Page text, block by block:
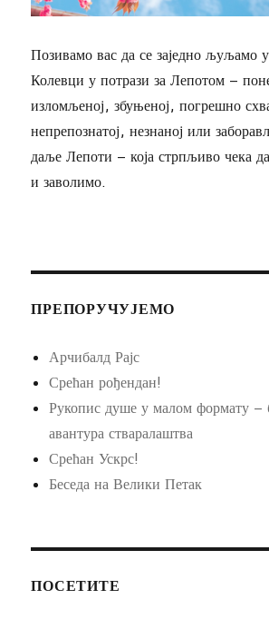
Позивамо вас да се заједно љуљамо
Колевци у потрази за Лепотом –
изломљеној, збуњеној, погрешно
непрепознатој, незнаној или
даље Лепоти – која стрпљиво чека
и заволимо.
ПРЕПОРУЧУЈЕМО
Арчибалд Рајс
Срећан рођендан!
Рукопис душе у малом формату –
авантура стваралаштва
Срећан Ускрс!
Беседа на Велики Петак
ПОСЕТИТЕ